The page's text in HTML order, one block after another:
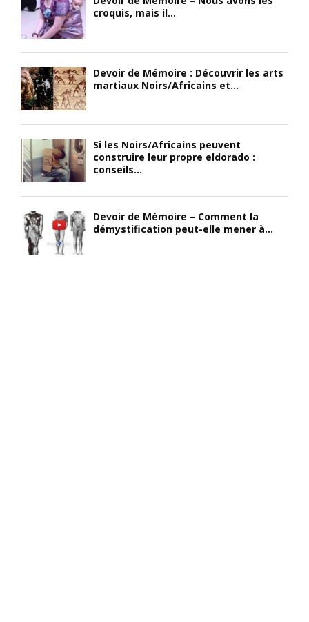
croquis, mais il...
Devoir de Mémoire : Découvrir les arts
martiaux Noirs/Africains et...
Si les Noirs/Africains peuvent
construire leur propre eldorado :
conseils...
Devoir de Mémoire – Comment la
démystification peut-elle mener à...